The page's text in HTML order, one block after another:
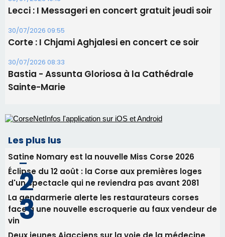
Les plus lus
Satine Nomary est la nouvelle Miss Corse 2026
Éclipse du 12 août : la Corse aux premières loges
d'un spectacle qui ne reviendra pas avant 2081
face à une nouvelle escroquerie au faux vendeur de
Deux jeunes Ajacciens sur la voie de la médecine
militaire
En Corse, un début de saison marqué par une
consommation en recul dans les restaurants
Newsletter